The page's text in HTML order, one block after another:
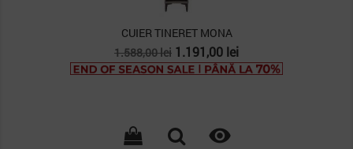
CUIER TINERET MONA
Pret
de
1.588,00 lei Pret
1.191,00 lei
